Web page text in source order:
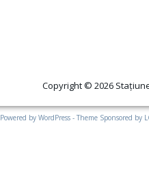
Copyright © 2026
Powered by WordPress - Theme Sponsored by